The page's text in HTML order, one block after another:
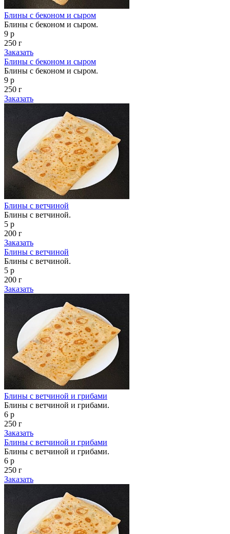
Блины с беконом и сыром
Блины с беконом и сыром.
9 р
250 г
Заказать
Блины с беконом и сыром
Блины с беконом и сыром.
9 р
250 г
Заказать
Блины с ветчиной
Блины с ветчиной.
5 р
200 г
Заказать
Блины с ветчиной
Блины с ветчиной.
5 р
200 г
Заказать
Блины с ветчиной и грибами
Блины с ветчиной и грибами.
6 р
250 г
Заказать
Блины с ветчиной и грибами
Блины с ветчиной и грибами.
6 р
250 г
Заказать